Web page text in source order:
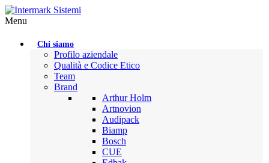
Menu
Chi siamo
Profilo aziendale
Qualità e Codice Etico
Team
Brand
Arthur Holm
Artnovion
Audipack
Biamp
Bosch
CUE